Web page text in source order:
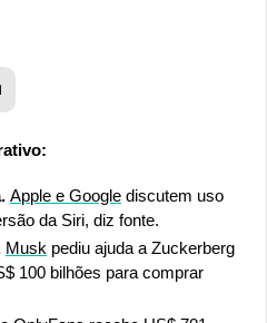
Apple e Google discutem uso
da Siri, diz fonte.
Musk pediu ajuda a Zuckerberg
100 bilhões para comprar